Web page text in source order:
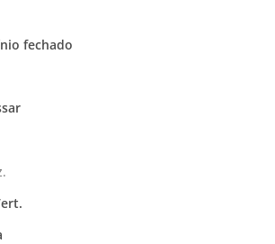
fechado